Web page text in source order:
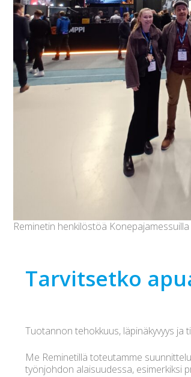
Reminetin henkilöstöä
Tarvitsetko
Tuotannon tehokkuus, läpinäkyvyys ja
Me Reminetillä toteutamme
työnjohdon alaisuudessa, esimerkiksi